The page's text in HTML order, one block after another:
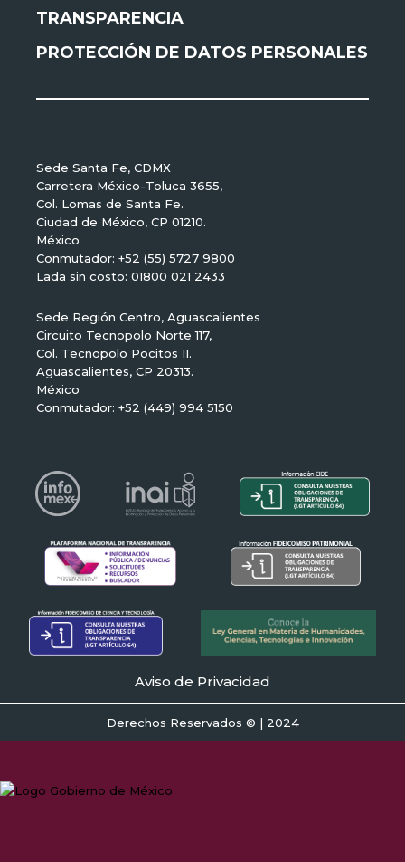
TRANSPARENCIA
PROTECCIÓN DE DATOS PERSONALES
Sede Santa Fe, CDMX
Carretera México-Toluca 3655,
Col. Lomas de Santa Fe.
Ciudad de México, CP 01210.
México
Conmutador: +52 (55) 5727 9800
Lada sin costo: 01800 021 2433
Sede Región Centro, Aguascalientes
Circuito Tecnopolo Norte 117,
Col. Tecnopolo Pocitos II.
Aguascalientes, CP 20313.
México
Conmutador: +52 (449) 994 5150
Aviso de Privacidad
Derechos Reservados © | 2024